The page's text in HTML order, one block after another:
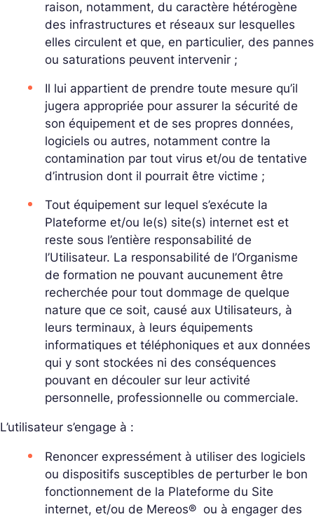
raison, notamment, du caractère hétérogène
des infrastructures et réseaux sur lesquelles
elles circulent et que, en particulier, des pannes
ou saturations peuvent intervenir ;
Il lui appartient de prendre toute mesure qu’il
jugera appropriée pour assurer la sécurité de
son équipement et de ses propres données,
logiciels ou autres, notamment contre la
contamination par tout virus et/ou de tentative
d’intrusion dont il pourrait être victime ;
Tout équipement sur lequel s’exécute la
Plateforme et/ou le(s) site(s) internet est et
reste sous l’entière responsabilité de
l’Utilisateur. La responsabilité de l’Organisme
de formation ne pouvant aucunement être
recherchée pour tout dommage de quelque
nature que ce soit, causé aux Utilisateurs, à
leurs terminaux, à leurs équipements
informatiques et téléphoniques et aux données
qui y sont stockées ni des conséquences
pouvant en découler sur leur activité
personnelle, professionnelle ou commerciale.
L’utilisateur s’engage à :
Renoncer expressément à utiliser des logiciels
ou dispositifs susceptibles de perturber le bon
fonctionnement de la Plateforme du Site
internet, et/ou de Mereos® ou à engager des